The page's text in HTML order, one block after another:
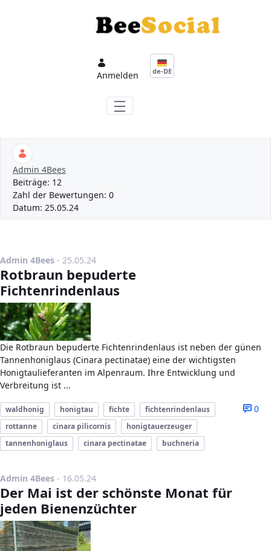
Anmelden de-DE
Admin 4Bees
Beiträge: 12
Zahl der Bewertungen: 0
Datum: 25.05.24
Admin 4Bees - Publikationsdatum
25.05.24
Rotbraun bepuderte
Fichtenrindenlaus
Die Rotbraun bepuderte Fichtenrindenlaus ist neben der günen
Tannenhoniglaus (Cinara pectinatae) eine der wichtigsten
Honigtaulieferanten im Alpenraum. Ihre Entwicklung und
Verbreitung ist ...
0
waldhonig honigtau fichte
fichtenrindenlaus
rottanne
cinara pilicornis
honigtauerzeuger
tannenhoniglaus
cinara pectinatae buchneria
Admin 4Bees - Publikationsdatum
16.05.24
Der Mai ist der schönste Monat für
jeden Bienenzüchter